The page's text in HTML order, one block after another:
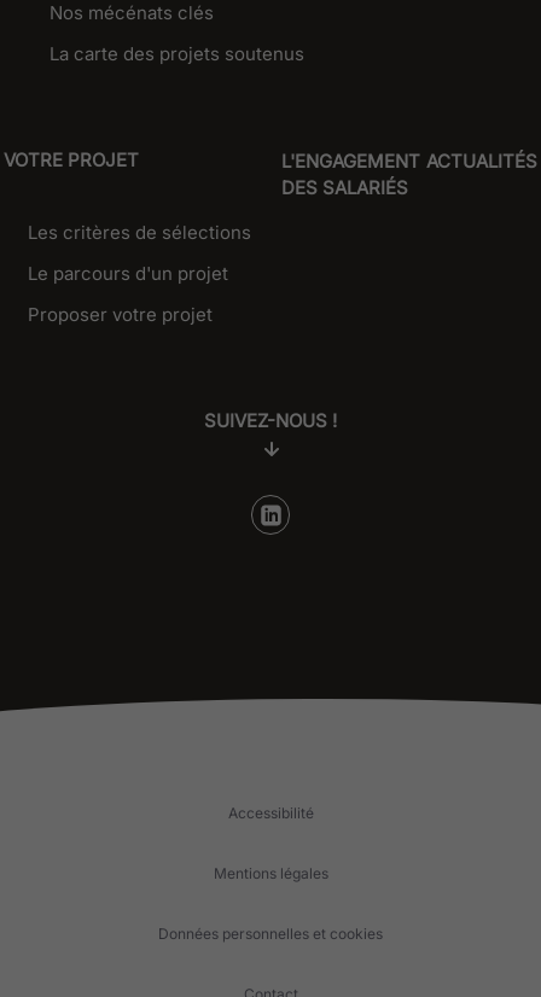
Nos mécénats clés
La carte des projets soutenus
VOTRE PROJET
Les critères de sélections
Le parcours d'un projet
Proposer votre projet
L'ENGAGEMENT
DES SALARIÉS
ACTUALITÉS
SUIVEZ-NOUS !
Accessibilité
Mentions légales
Données personnelles et cookies